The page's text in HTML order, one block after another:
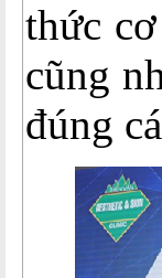
thức
cũng
đúng